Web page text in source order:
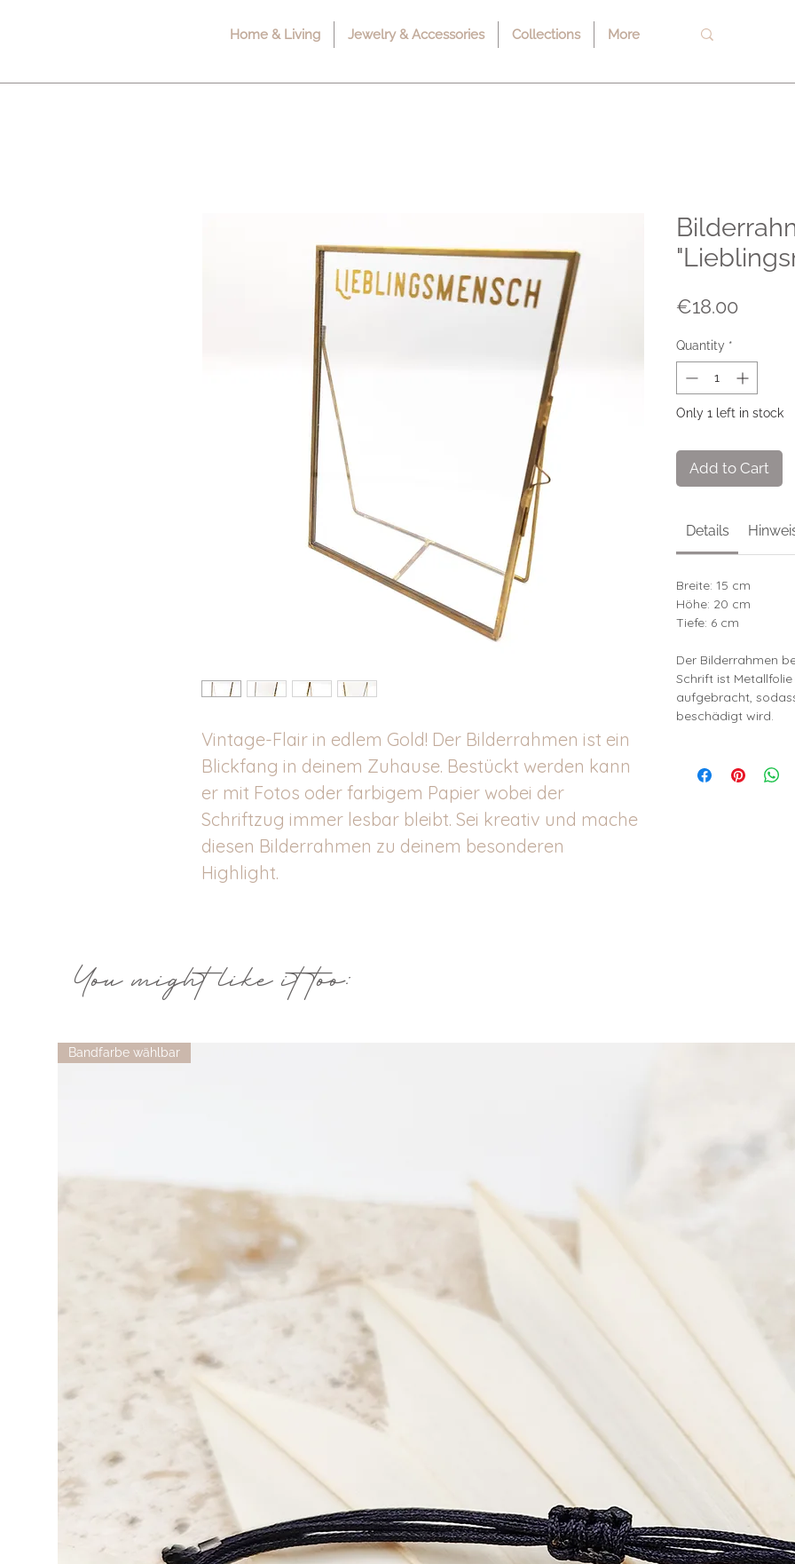
Home & Living Jewelry & Accessories Collections More
Vintage-Flair in edlem Gold! Der Bilderrahmen ist ein
Blickfang in deinem Zuhause. Bestückt werden kann
er mit Fotos oder farbigem Papier wobei der
Schriftzug immer lesbar bleibt. Sei kreativ und mache
diesen Bilderrahmen zu deinem besonderen
Highlight.
€18.00Price
Quantity *
Only 1 left in stock
Add to Cart
Details
Breite: 15 cm
Höhe: 20 cm
Tiefe: 6 cm
Der Bilderrahmen
Schrift ist
aufgebracht,
beschädigt wird.
You might like it too:
Bandfarbe wählbar